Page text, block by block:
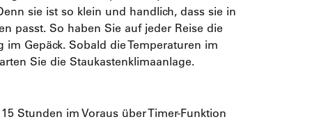
sie ist so klein und handlich, dass sie in
passt. So haben Sie auf jeder Reise die
im Gepäck. Sobald die Temperaturen im
Sie die Staukastenklimaanlage.
Stunden im Voraus über Timer-Funktion